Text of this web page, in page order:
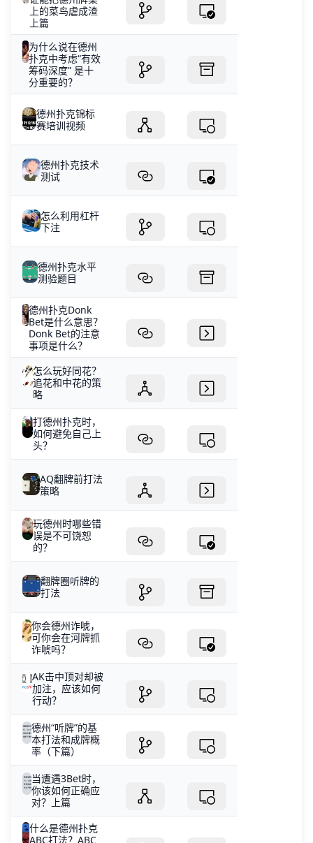
上的菜鸟虐成渣
上篇
为什么说在德州
扑克中考虑“有效
筹码深度” 是十
分重要的？
德州扑克锦标
赛培训视频
德州扑克技术
测试
怎么利用杠杆
下注
德州扑克水平
测验题目
德州扑克Donk
Bet是什么意思？
Donk Bet的注意
事项是什么？
怎么玩好同花？
追花和中花的策
略
打德州扑克时，
如何避免自己上
头？
AQ翻牌前打法
策略
玩德州时哪些错
误是不可饶恕
的？
翻牌圈听牌的
打法
你会德州诈唬，
可你会在河牌抓
诈唬吗？
AK击中顶对却被
加注，应该如何
行动？
德州“听牌”的基
本打法和成牌概
率（下篇）
当遭遇3Bet时，
你该如何正确应
对？上篇
什么是德州扑克
ABC打法？ABC